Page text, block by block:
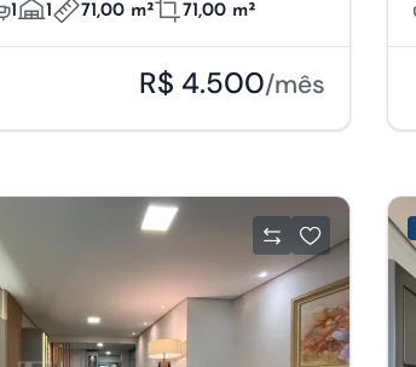
1 1 71,00 m² 71,00 m²
R$ 4.500/mês